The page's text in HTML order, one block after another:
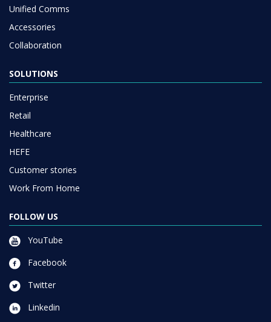
Unified Comms
Accessories
Collaboration
SOLUTIONS
Enterprise
Retail
Healthcare
HEFE
Customer stories
Work From Home
FOLLOW US
YouTube
Facebook
Twitter
Linkedin